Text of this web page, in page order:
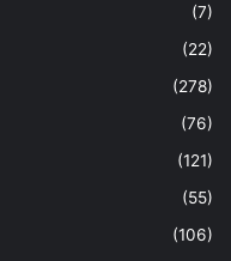
(7)
(22)
(278)
(76)
(121)
(55)
(106)